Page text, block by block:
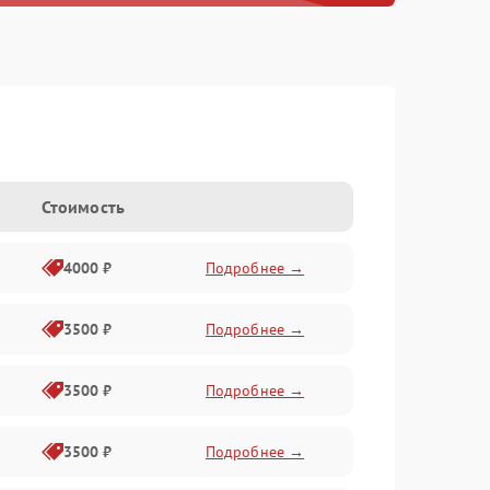
Стоимость
4000 ₽ Подробнее →
3500 ₽ Подробнее →
3500 ₽ Подробнее →
3500 ₽ Подробнее →